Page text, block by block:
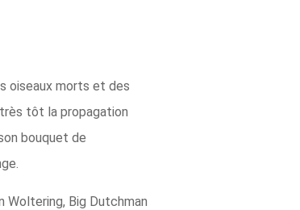
oiseaux morts et des
tôt la propagation
bouquet de
Woltering, Big Dutchman